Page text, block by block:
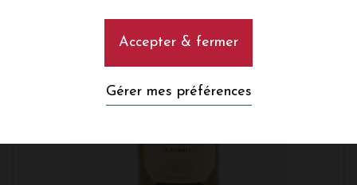
Accepter & fermer
Gérer mes préférences